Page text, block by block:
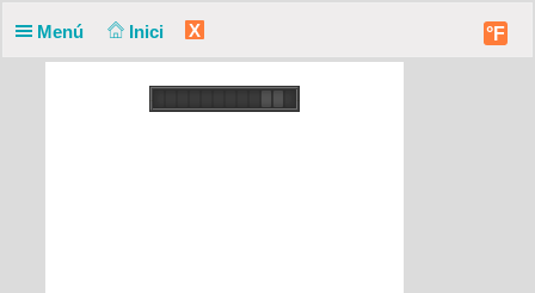
Menú Inici X °F